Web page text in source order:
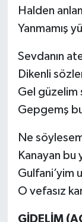
Halden
Yanmamış
Sevdanın
Dikenli
Gel güzelim
Gepgemş
Ne
Kanayan bu
Gulfani’yim
O vefasız
GİDELİM